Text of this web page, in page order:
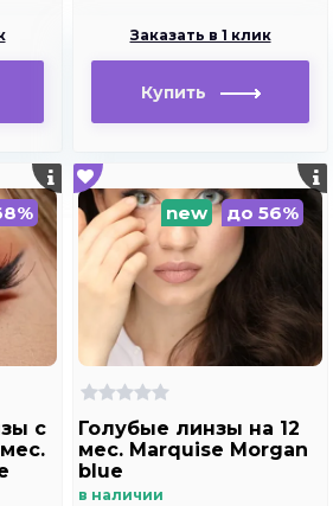
Заказать в 1 клик
c
new до 56%
Голубые линзы на 12
мес. Marquise Morgan
blue
в наличии